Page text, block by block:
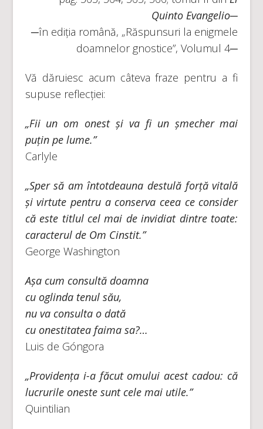
Quinto Evangelio─
─în ediția română, „Răspunsuri la enigmele
doamnelor gnostice”, Volumul 4─
Vă dăruiesc acum câteva fraze pentru a fi
supuse reflecției:
„Fii un om onest și va fi un șmecher mai
puțin pe lume.”
Carlyle
„Sper să am întotdeauna destulă forță vitală
și virtute pentru a conserva ceea ce consider
că este titlul cel mai de invidiat dintre toate:
caracterul de Om Cinstit.”
George Washington
Așa cum consultă doamna
cu oglinda tenul său,
nu va consulta o dată
cu onestitatea faima sa?…
Luis de Góngora
„Providența i-a făcut omului acest cadou: că
lucrurile oneste sunt cele mai utile.”
Quintilian